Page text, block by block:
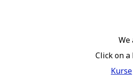
We
Click on
Kurse